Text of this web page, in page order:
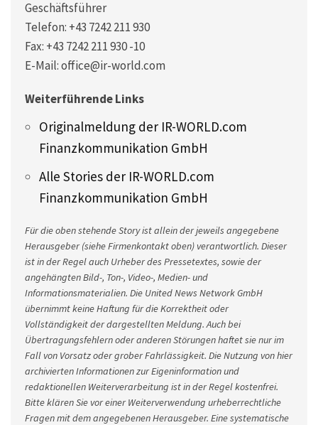
Geschäftsführer
Telefon: +43 7242 211 930
Fax: +43 7242 211 930 -10
E-Mail: office@ir-world.com
Weiterführende Links
Originalmeldung der IR-WORLD.com
Finanzkommunikation GmbH
Alle Stories der IR-WORLD.com
Finanzkommunikation GmbH
Für die oben stehende Story ist allein der jeweils angegebene
Herausgeber (siehe Firmenkontakt oben) verantwortlich. Dieser
ist in der Regel auch Urheber des Pressetextes, sowie der
angehängten Bild-, Ton-, Video-, Medien- und
Informationsmaterialien. Die United News Network GmbH
übernimmt keine Haftung für die Korrektheit oder
Vollständigkeit der dargestellten Meldung. Auch bei
Übertragungsfehlern oder anderen Störungen haftet sie nur im
Fall von Vorsatz oder grober Fahrlässigkeit. Die Nutzung von hier
archivierten Informationen zur Eigeninformation und
redaktionellen Weiterverarbeitung ist in der Regel kostenfrei.
Bitte klären Sie vor einer Weiterverwendung urheberrechtliche
Fragen mit dem angegebenen Herausgeber. Eine systematische